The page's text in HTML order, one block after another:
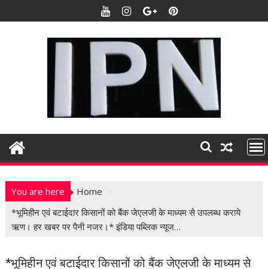
k
t
n
You are here
Home
*भूमिहीन एवं बटाईदार किसानों को बैंक जेएलजी के माध्यम से उपलब्ध कराये
ऋण। हर खबर पर पैनी नजर।* इंडिया पब्लिक न्यूज…
*भूमिहीन एवं बटाईदार किसानों को बैंक जेएलजी के माध्यम से